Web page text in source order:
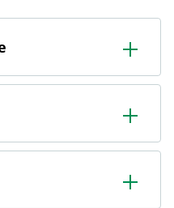
Filiale oder nach Hause
in der Filiale abholen